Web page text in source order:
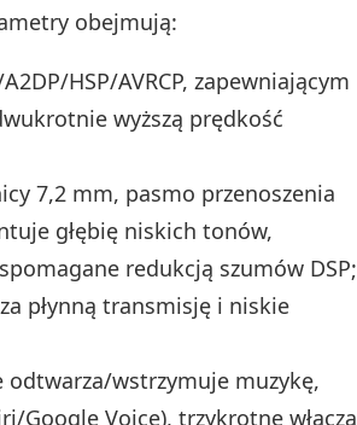
obejmują:
HSP/AVRCP, zapewniającym
wyższą prędkość
7,2 mm, pasmo przenoszenia
głębię niskich tonów,
redukcją szumów DSP;
płynną transmisję i niskie
wstrzymuje muzykę,
Google Voice), trzykrotne włącza